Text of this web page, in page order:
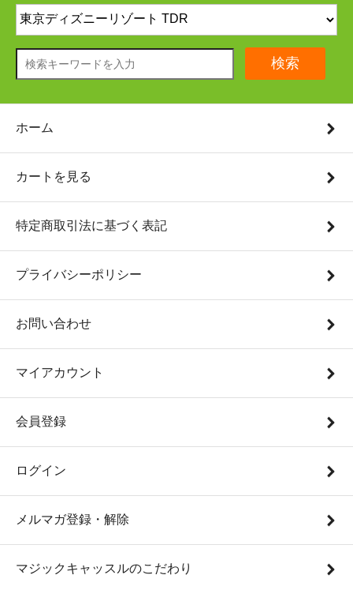
検索
ホーム
カートを見る
特定商取引法に基づく表記
プライバシーポリシー
お問い合わせ
マイアカウント
会員登録
ログイン
メルマガ登録・解除
マジックキャッスルのこだわり